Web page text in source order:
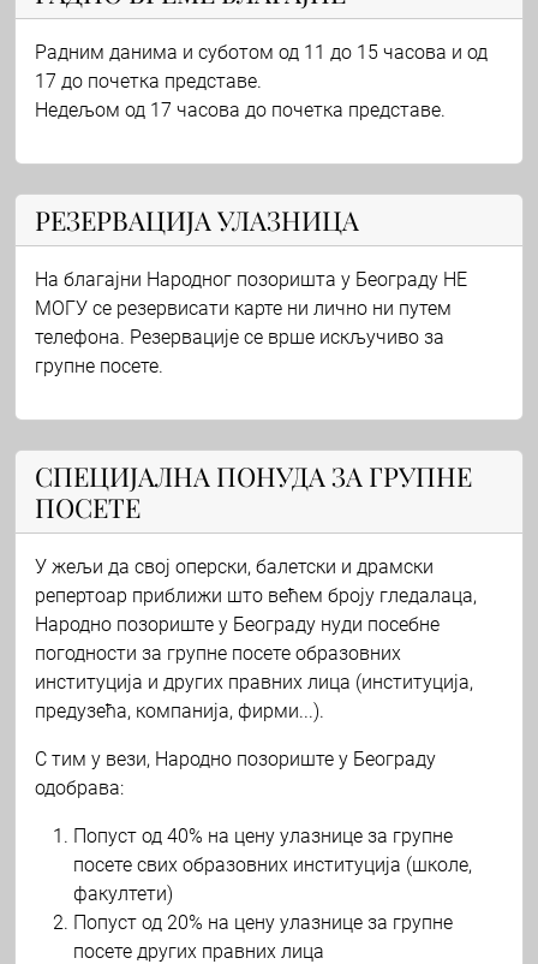
Радним данима и суботом од 11 до 15 часова и од
17 до почетка представе.
Недељом од 17 часова до почетка представе.
РЕЗЕРВАЦИЈА УЛАЗНИЦА
На благајни Народног позоришта у Београду НЕ
МОГУ се резервисати карте ни лично ни путем
телефона. Резервације се врше искључиво за
групне посете.
СПЕЦИЈАЛНА ПОНУДА ЗА ГРУПНЕ
ПОСЕТЕ
У жељи да свој оперски, балетски и драмски
репертоар приближи што већем броју гледалаца,
Народно позориште у Београду нуди посебне
погодности за групне посете образовних
институција и других правних лица (институција,
предузећа, компанија, фирми...).
С тим у вези, Народно позориште у Београду
одобрава:
Попуст од 40% на цену улазнице за групне
посете свих образовних институција (школе,
факултети)
Попуст од 20% на цену улазнице за групне
посете других правних лица